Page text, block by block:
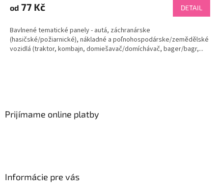
od 77 Kč DETAIL
Bavlnené tematické panely - autá, záchranárske
(hasičské/požiarnické), nákladné a poľnohospodárske/zemědělské
vozidlá (traktor, kombajn, domiešavač/domíchávač, bager/bagr,...
Prijímame online platby
Informácie pre vás